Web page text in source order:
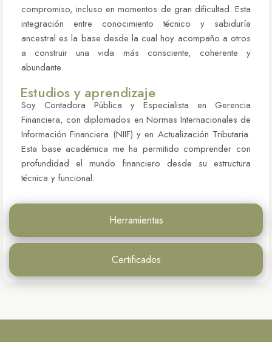
Herramientas
Certificados
compromiso, incluso en momentos de gran dificultad. Esta
integración entre conocimiento técnico y sabiduría
ancestral es la base desde la cual hoy acompaño a otros
a construir una vida más consciente, coherente y
abundante.
Estudios y aprendizaje
Soy Contadora Pública y Especialista en Gerencia
Financiera, con diplomados en Normas Internacionales de
Información Financiera (NIIF) y en Actualización Tributaria.
Esta base académica me ha permitido comprender con
profundidad el mundo financiero desde su estructura
técnica y funcional.